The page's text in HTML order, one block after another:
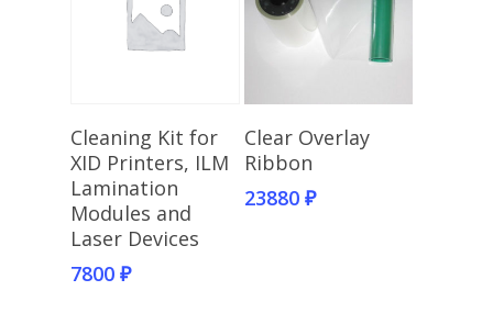
Add To Cart
Cleaning Kit for
XID Printers, ILM
Lamination
Modules and
Laser Devices
7800 ₽
Add To Cart
Clear Overlay
Ribbon
23880 ₽